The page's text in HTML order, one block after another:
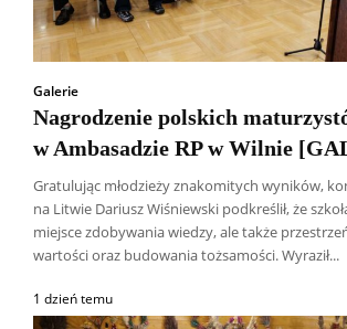
Galerie
Nagrodzenie polskich
w Ambasadzie RP w Wilnie
Gratulując młodzieży znakomitych wyników,
na Litwie Dariusz Wiśniewski podkreślił, że
miejsce zdobywania wiedzy, ale także
wartości oraz budowania tożsamości. Wyraził...
1 dzień temu